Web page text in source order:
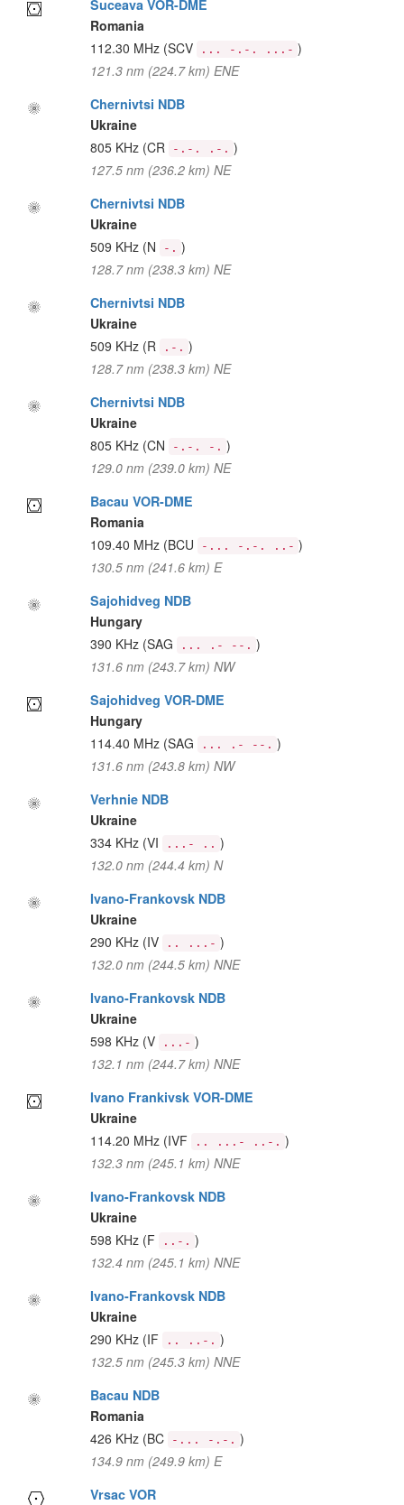
Suceava VOR-DME
Romania
112.30 MHz (SCV ... -.-. ...- )
121.3 nm (224.7 km) ENE
Chernivtsi NDB
Ukraine
805 KHz (CR -.-. .-. )
127.5 nm (236.2 km) NE
Chernivtsi NDB
Ukraine
509 KHz (N -. )
128.7 nm (238.3 km) NE
Chernivtsi NDB
Ukraine
509 KHz (R .-. )
128.7 nm (238.3 km) NE
Chernivtsi NDB
Ukraine
805 KHz (CN -.-. -. )
129.0 nm (239.0 km) NE
Bacau VOR-DME
Romania
109.40 MHz (BCU -... -.-. ..- )
130.5 nm (241.6 km) E
Sajohidveg NDB
Hungary
390 KHz (SAG ... .- --. )
131.6 nm (243.7 km) NW
Sajohidveg VOR-DME
Hungary
114.40 MHz (SAG ... .- --. )
131.6 nm (243.8 km) NW
Verhnie NDB
Ukraine
334 KHz (VI ...- .. )
132.0 nm (244.4 km) N
Ivano-Frankovsk NDB
Ukraine
290 KHz (IV .. ...- )
132.0 nm (244.5 km) NNE
Ivano-Frankovsk NDB
Ukraine
598 KHz (V ...- )
132.1 nm (244.7 km) NNE
Ivano Frankivsk VOR-DME
Ukraine
114.20 MHz (IVF .. ...- ..-. )
132.3 nm (245.1 km) NNE
Ivano-Frankovsk NDB
Ukraine
598 KHz (F ..-. )
132.4 nm (245.1 km) NNE
Ivano-Frankovsk NDB
Ukraine
290 KHz (IF .. ..-. )
132.5 nm (245.3 km) NNE
Bacau NDB
Romania
426 KHz (BC -... -.-. )
134.9 nm (249.9 km) E
Vrsac VOR